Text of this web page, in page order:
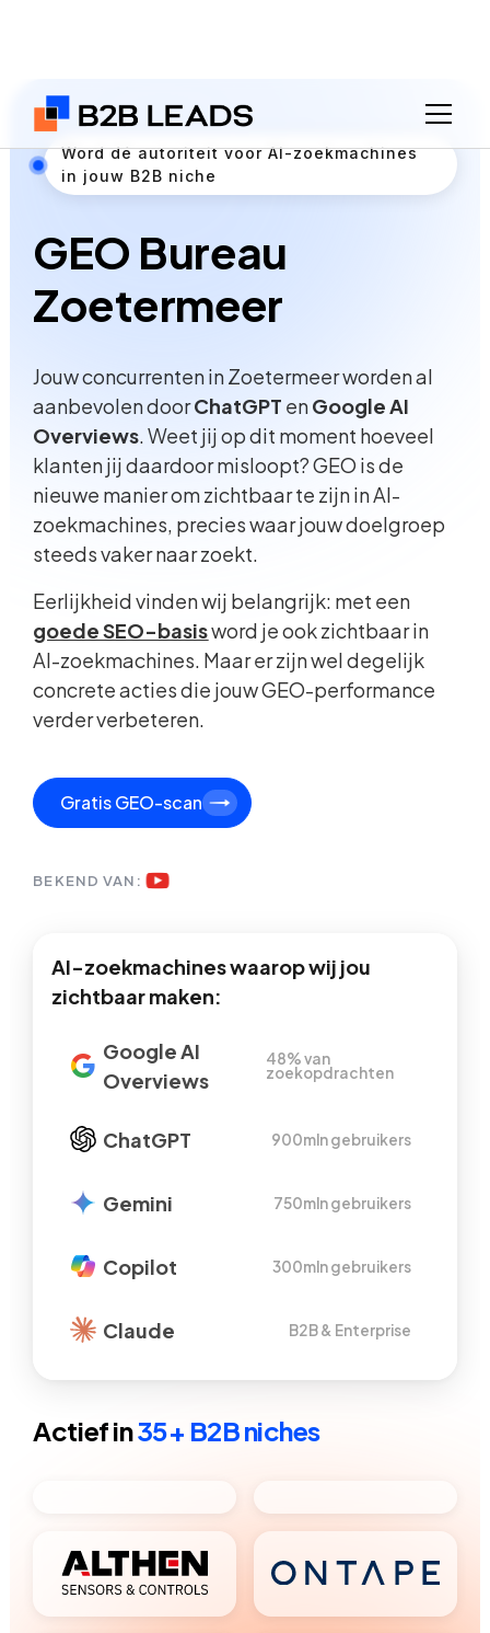
Word dé autoriteit voor AI-zoekmachines
in jouw B2B niche
GEO Bureau
Zoetermeer
Jouw concurrenten in Zoetermeer worden al
aanbevolen doorChatGPT enGoogle AI
Overviews. Weet jij op dit moment hoeveel
klanten jij daardoor misloopt? GEO is de
nieuwe manier om zichtbaar te zijn in AI-
zoekmachines, precies waar jouw doelgroep
steeds vaker naar zoekt.
Eerlijkheid vinden wij belangrijk: met een
goede SEO-basisword je ook zichtbaar in
AI-zoekmachines. Maar er zijn wel degelijk
concrete acties die jouw GEO-performance
verder verbeteren.
Gratis GEO-scan
BEKEND VAN:
AI-zoekmachines waarop wij jou
zichtbaar maken:
Google AI
Overviews
48% van
zoekopdrachten
ChatGPT 900mln gebruikers
Gemini 750mln gebruikers
Copilot 300mln gebruikers
Claude B2B & Enterprise
Actief in35+ B2B niches